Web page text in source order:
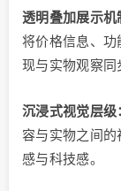
透明叠加展示机
将价格信息、功
现与实物观察同
沉浸式视觉层级
容与实物之间
感与科技感。